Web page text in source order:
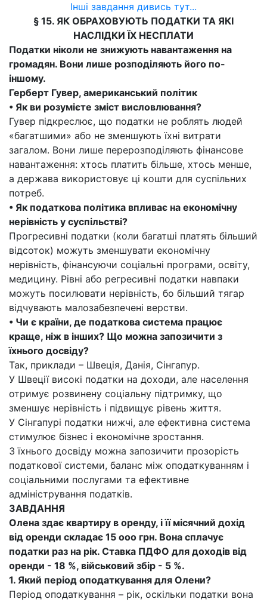
Інші завдання дивись тут...
§ 15. ЯК ОБРАХОВУЮТЬ ПОДАТКИ ТА ЯКІ
НАСЛІДКИ ЇХ НЕСПЛАТИ
Податки ніколи не знижують навантаження на
громадян. Вони лише розподіляють його по-
іншому.
Герберт Гувер, американський політик
• Як ви розумієте зміст висловлювання?
Гувер підкреслює, що податки не роблять людей
«багатшими» або не зменшують їхні витрати
загалом. Вони лише перерозподіляють фінансове
навантаження: хтось платить більше, хтось менше,
а держава використовує ці кошти для суспільних
потреб.
• Як податкова політика впливає на економічну
нерівність у суспільстві?
Прогресивні податки (коли багатші платять більший
відсоток) можуть зменшувати економічну
нерівність, фінансуючи соціальні програми, освіту,
медицину. Рівні або регресивні податки навпаки
можуть посилювати нерівність, бо більший тягар
відчувають малозабезпечені верстви.
• Чи є країни, де податкова система працює
краще, ніж в інших? Що можна запозичити з
їхнього досвіду?
Так, приклади – Швеція, Данія, Сінгапур.
У Швеції високі податки на доходи, але населення
отримує розвинену соціальну підтримку, що
зменшує нерівність і підвищує рівень життя.
У Сінгапурі податки нижчі, але ефективна система
стимулює бізнес і економічне зростання.
З їхнього досвіду можна запозичити прозорість
податкової системи, баланс між оподаткуванням і
соціальними послугами та ефективне
адміністрування податків.
ЗАВДАННЯ
Олена здає квартиру в оренду, і її місячний дохід
від оренди складає 15 ооо грн. Вона сплачує
податки раз на рік. Ставка ПДФО для доходів від
оренди - 18 %, військовий збір - 5 %.
1. Який період оподаткування для Олени?
Період оподаткування – рік, оскільки податки вона